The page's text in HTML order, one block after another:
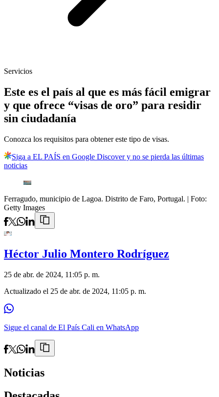
Servicios
Este es el país al que es más fácil emigrar
y que ofrece “visas de oro” para residir
sin ciudadanía
Conozca los requisitos para obtener este tipo de visas.
Siga a EL PAÍS en Google Discover y no se pierda las últimas
noticias
Ferragudo, municipio de Lagoa. Distrito de Faro, Portugal. | Foto:
Getty Images
Héctor Julio Montero Rodríguez
25 de abr. de 2024, 11:05 p. m.
Actualizado el 25 de abr. de 2024, 11:05 p. m.
Sigue el canal de El País Cali en WhatsApp
Noticias